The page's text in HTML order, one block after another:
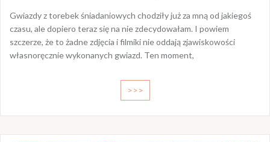
Gwiazdy z torebek śniadaniowych chodziły już za mną od jakiegoś
czasu, ale dopiero teraz się na nie zdecydowałam. I powiem
szczerze, że to żadne zdjęcia i filmiki nie oddają zjawiskowości
własnoręcznie wykonanych gwiazd. Ten moment,
>>>